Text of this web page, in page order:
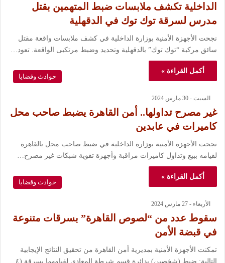
الداخلية تكشف ملابسات ضبط المتهمين بقتل
مدرس لسرقة توك توك في الدقهلية
نجحت الأجهزة الأمنية بوزارة الداخلية في كشف ملابسات واقعة مقتل
سائق مركبة “توك توك” بالدقهلية وتحديد وضبط مرتكبى الواقعة. تعود…
أكمل القراءة »
حوادث وقضايا
السبت - 30 مارس 2024
غير مصرح تداولها.. أمن القاهرة يضبط صاحب محل
كاميرات في عابدين
نجحت الأجهزة الأمنية بوزارة الداخلية في ضبط صاحب محل بالقاهرة
لقيامه ببيع وتداول كاميرات مراقبة وأجهزة تقوية شبكات غير مصرح…
أكمل القراءة »
حوادث وقضايا
الأربعاء - 27 مارس 2024
سقوط عدد من “لصوص القاهرة” بسرقات متنوعة
في قبضة الأمن
تمكنت الأجهزة الأمنية بمديرية أمن القاهرة من تحقيق النتائج الإيجابية
التالية: ضبط (شخصين) بدائرة قسم شرطة المعادى لقيامهما بسرقة (٤…